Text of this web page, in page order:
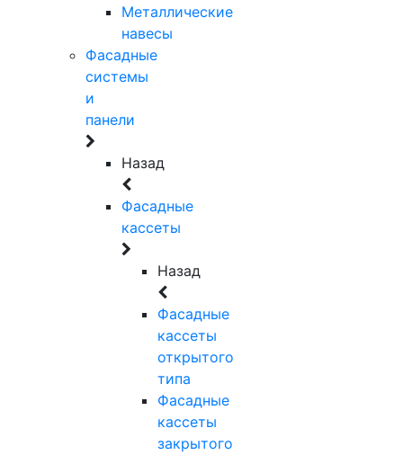
Металлические
навесы
Фасадные
системы
и
панели
Назад
Фасадные
кассеты
Назад
Фасадные
кассеты
открытого
типа
Фасадные
кассеты
закрытого